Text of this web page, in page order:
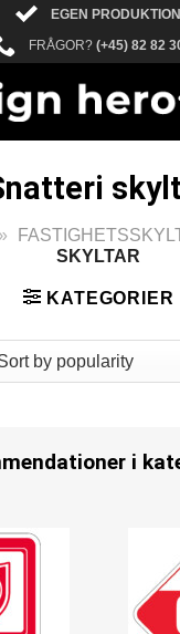
EGEN PRODUKTION
FRÅGOR? (+45) 82 82
»
SKYLTAR
KATEGORIER
i